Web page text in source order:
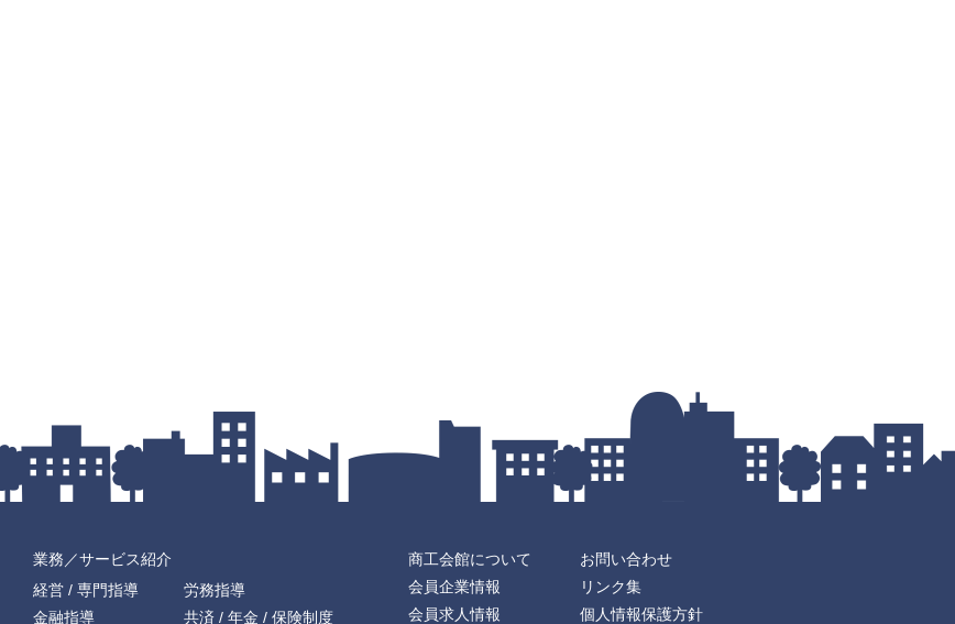
業務／サービス紹介
経営 / 専門指導
金融指導
労務指導
共済 / 年金 / 保険制度
商工会館について
会員企業情報
会員求人情報
お問い合わせ
リンク集
個人情報保護方針